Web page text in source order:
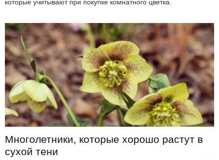
которые учитывают при покупке комнатного цветка.
Многолетники, которые хорошо растут в
сухой тени